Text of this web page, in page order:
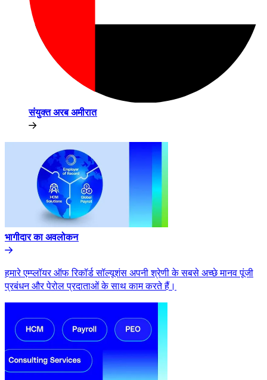
संयुक्त अरब अमीरात​​
भागीदार का अवलोकन​​
हमारे एम्प्लॉयर ऑफ रिकॉर्ड सॉल्यूशंस अपनी श्रेणी के सबसे अच्छे मानव पूंजी
प्रबंधन और पेरोल प्रदाताओं के साथ काम करते हैं।​​